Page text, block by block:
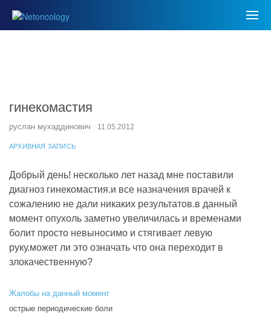
гинекомастия
руслан мухаддинович 11.05.2012
АРХИВНАЯ ЗАПИСЬ
Добрый день! несколько лет назад мне поставили
диагноз гинекомастия.и все назначения врачей к
сожалению не дали никаких результатов.в данный
момент опухоль заметно увеличилась и временами
болит просто невыносимо и стягивает левую
руку.может ли это означать что она переходит в
злокачественную?
Жалобы на данный момент
острые периодические боли